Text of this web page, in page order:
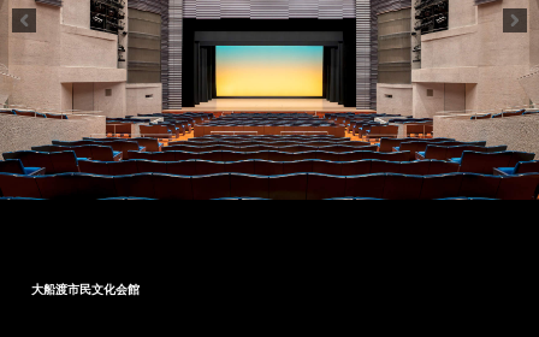
大船渡市民文化会館